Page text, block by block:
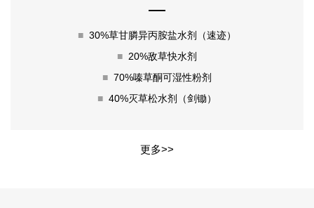
■ 30%草甘膦异丙胺盐水剂（速迹）
■ 20%敌草快水剂
■ 70%嗪草酮可湿性粉剂
■ 40%灭草松水剂（剑锄）
更多>>